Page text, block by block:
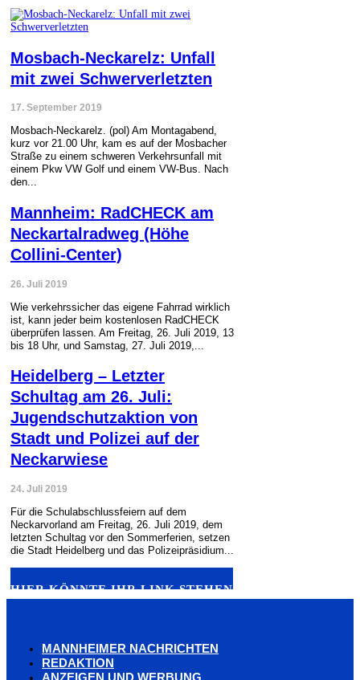
Mosbach-Neckarelz: Unfall
mit zwei Schwerverletzten
17. September 2019
Mosbach-Neckarelz. (pol) Am Montagabend,
kurz vor 21.00 Uhr, kam es auf der Mosbacher
Straße zu einem schweren Verkehrsunfall mit
einem Pkw VW Golf und einem VW-Bus. Nach
den...
Mannheim: RadCHECK am
Neckartalradweg (Höhe
Collini-Center)
26. Juli 2019
Wie verkehrssicher das eigene Fahrrad wirklich
ist, kann jeder beim kostenlosen RadCHECK
überprüfen lassen. Am Freitag, 26. Juli 2019, 13
bis 18 Uhr, und Samstag, 27. Juli 2019,...
Heidelberg – Letzter
Schultag am 26. Juli:
Jugendschutzaktion von
Stadt und Polizei auf der
Neckarwiese
24. Juli 2019
Für die Schulabschlussfeiern auf dem
Neckarvorland am Freitag, 26. Juli 2019, dem
letzten Schultag vor den Sommerferien, setzen
die Stadt Heidelberg und das Polizeipräsidium...
HIER KÖNNTE IHR LINK STEHEN
MANNHEIMER NACHRICHTEN
REDAKTION
ANZEIGEN UND WERBUNG